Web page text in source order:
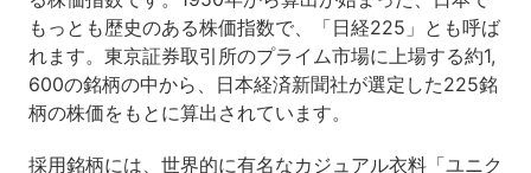
もっとも歴史のある株価指数で、「日経225」とも呼ば
れます。東京証券取引所のプライム市場に上場する約1,
600の銘柄の中から、日本経済新聞社が選定した225銘
柄の株価をもとに算出されています。
採用銘柄には、世界的に有名なカジュアル衣料「ユニク